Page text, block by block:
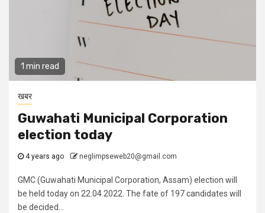
1 min read
खबर
Guwahati Municipal Corporation
election today
4 years ago neglimpseweb20@gmail.com
GMC (Guwahati Municipal Corporation, Assam) election will
be held today on 22.04.2022. The fate of 197 candidates will
be decided...